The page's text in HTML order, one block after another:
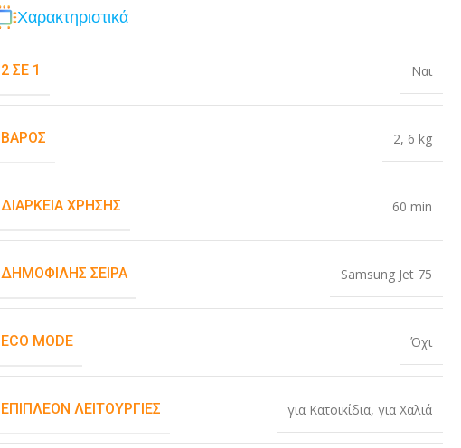
Χαρακτηριστικά
2 ΣΕ 1 Ναι
ΒΆΡΟΣ 2, 6 kg
ΔΙΆΡΚΕΙΑ ΧΡΉΣΗΣ 60 min
ΔΗΜΟΦΙΛΉΣ ΣΕΙΡΆ Samsung Jet 75
ECO MODE Όχι
ΕΠΙΠΛΈΟΝ ΛΕΙΤΟΥΡΓΊΕΣ για Κατοικίδια, για Χαλιά